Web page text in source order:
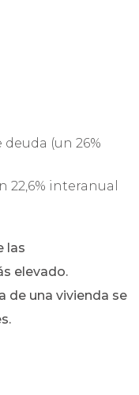
deuda (un 26%
22,6% interanual
las
elevado.
de una vivienda se